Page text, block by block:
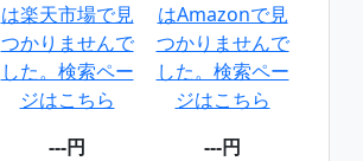
は楽天市場で見
つかりませんで
した。検索ペー
ジはこちら
はAmazonで見
つかりませんで
した。検索ペー
ジはこちら
---円
---円